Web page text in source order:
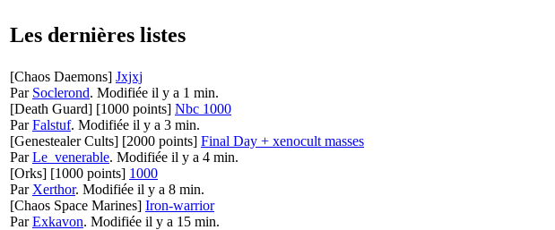
Les dernières listes
[Chaos Daemons] Jxjxj
Par Soclerond. Modifiée il y a 1 min.
[Death Guard] [1000 points] Nbc 1000
ParFalstuf. Modifiée il y a 3 min.
[Genestealer Cults] [2000 points] Final Day + xenocult masses
ParLe_venerable. Modifiée il y a 4 min.
[Orks] [1000 points] 1000
Par Xerthor. Modifiée il y a 8 min.
[Chaos Space Marines] Iron-warrior
ParExkavon. Modifiée il y a 15 min.